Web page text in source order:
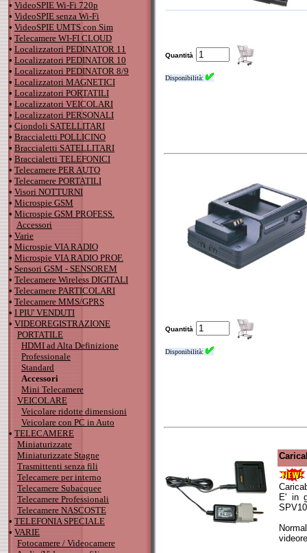
• VideoSPIE Wi-Fi 720p
• VideoSPIE senza Wi-Fi
• VideoSPIE UMTS con Sim
• Telecamere WI-FI CLOUD
• Localizzatori PEDINATOR 11
• Localizzatori PEDINATOR 10
• Localizzatori PEDINATOR 8/9
• Localizzatori MAGNETICI
• Localizzatori PORTATILI
• Localizzatori VEICOLARI
• Localizzatori PERSONALI
• Ciondoli SATELLITARI
• Braccialetti POLLICINO
• Braccialetti SATELLITARI
• Braccialetti TELEFONICI
• Telecamere PER AUTO
• Telecamere PORTATILI
• Visori NOTTURNI
• Microspie GSM
• Microspie GSM PROFESS.
Accessori
• Varie
• Microspie VIA RADIO
• Microspie VIA RADIO PROF.
• Sensori GSM - SENSOREM
• Telecamere Wireless DIGITALI
• Telecamere PARTICOLARI
• Telecamere MMS/GPRS
• I PIU' VENDUTI
• VIDEOREGISTRAZIONE
PORTATILE
HDMI ad Alta Definizione
Professionale
Standard
Accessori
Mini Telecamere
VEICOLARE
Veicolare ridotte dimensioni
Veicolare con PC in Auto
• TELECAMERE
Miniaturizzate
Miniaturizzate Stagne
Trasmittenti senza fili
Telecamere per interno
Telecamere Subacquee
Telecamere Professionali
Telecamere NASCOSTE
• TELEFONIA SPECIALE
• VARIE
Fotocamere / Videocamere
Quantità
Disponibilità:
Quantità
Disponibilità:
E' in